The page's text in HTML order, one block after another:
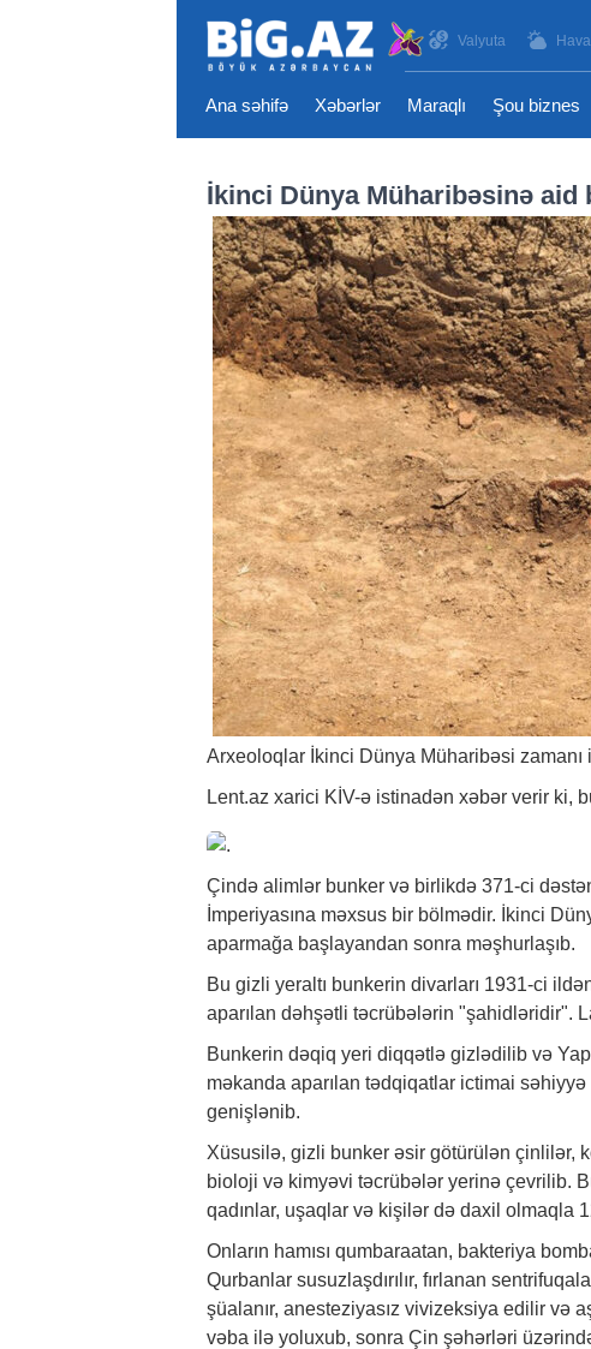
Valyuta Hava
Ana səhifə Xəbərlər Maraqlı Şou biznes
İkinci Dünya Müharibəsinə aid
Arxeoloqlar İkinci Dünya Müharibəsi
Lent.az xarici KİV-ə istinadən xəbər verir ki,
Çində alimlər bunker və birlikdə 371-ci
İmperiyasına məxsus bir bölmədir. İkinci
aparmağa başlayandan sonra məşhurlaşıb.
Bu gizli yeraltı bunkerin divarları 1931-ci
aparılan dəhşətli təcrübələrin "şahidləridir".
Bunkerin dəqiq yeri diqqətlə gizlədilib və
məkanda aparılan tədqiqatlar ictimai
genişlənib.
Xüsusilə, gizli bunker əsir götürülən çinlilər,
bioloji və kimyəvi təcrübələr yerinə çevrilib.
qadınlar, uşaqlar və kişilər də daxil olmaqla
Onların hamısı qumbaraatan, bakteriya
Qurbanlar susuzlaşdırılır, fırlanan
şüalanır, anesteziyasız vivizeksiya edilir və
vəba ilə yoluxub, sonra Çin şəhərləri